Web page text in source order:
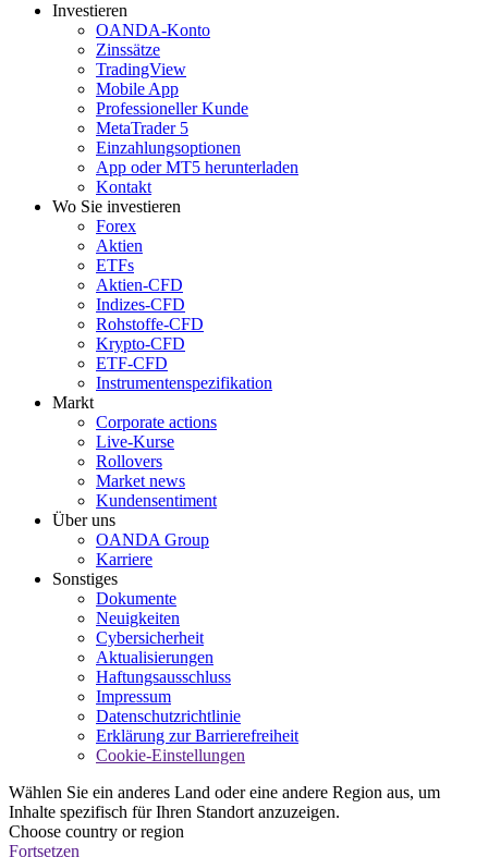
Investieren
OANDA-Konto
Zinssätze
TradingView
Mobile App
Professioneller Kunde
MetaTrader 5
Einzahlungsoptionen
App oder MT5 herunterladen
Kontakt
Wo Sie investieren
Forex
Aktien
ETFs
Aktien-CFD
Indizes-CFD
Rohstoffe-CFD
Krypto-CFD
ETF-CFD
Instrumentenspezifikation
Markt
Corporate actions
Live-Kurse
Rollovers
Market news
Kundensentiment
Über uns
OANDA Group
Karriere
Sonstiges
Dokumente
Neuigkeiten
Cybersicherheit
Aktualisierungen
Haftungsausschluss
Impressum
Datenschutzrichtlinie
Erklärung zur Barrierefreiheit
Cookie-Einstellungen
Wählen Sie ein anderes Land oder eine andere Region aus, um
Inhalte spezifisch für Ihren Standort anzuzeigen.
Choose country or region
Fortsetzen